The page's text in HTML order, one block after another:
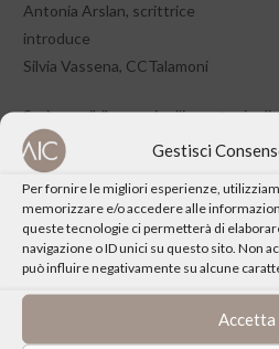
Gestisci
Per fornire le migliori esperienze,
memorizzare e/o accedere alle
queste tecnologie ci permetterà di
navigazione o ID unici su questo sito. Non
può influire negativamente su alcune
Accetta
Antonia Arslan, scrittrice
introduce
Silvia Vassena, CCTalamoni
Sarà possibile seguire l’incontro in
L’incontro aderisce alla
Diocesi di Milano